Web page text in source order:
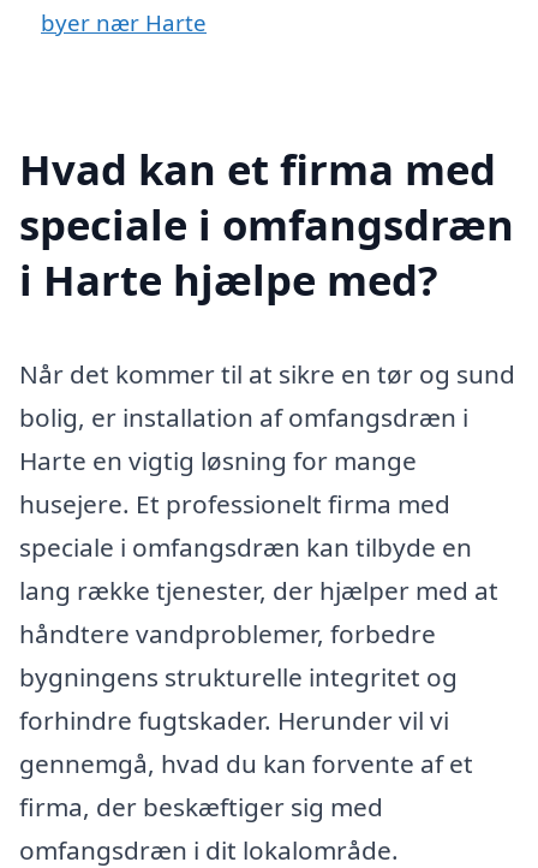
byer nær Harte
Hvad kan et firma med
speciale i omfangsdræn
i Harte hjælpe med?
Når det kommer til at sikre en tør og sund
bolig, er installation af omfangsdræn i
Harte en vigtig løsning for mange
husejere. Et professionelt firma med
speciale i omfangsdræn kan tilbyde en
lang række tjenester, der hjælper med at
håndtere vandproblemer, forbedre
bygningens strukturelle integritet og
forhindre fugtskader. Herunder vil vi
gennemgå, hvad du kan forvente af et
firma, der beskæftiger sig med
omfangsdræn i dit lokalområde.